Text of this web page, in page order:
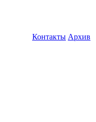
Контакты Архив